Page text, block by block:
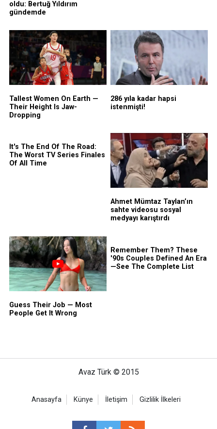
Avaz Türk © 2015
Anasayfa Künye İletişim Gizlilik İlkeleri